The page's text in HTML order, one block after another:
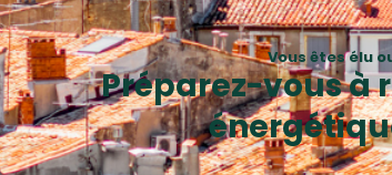
Vous êtes élu
Préparez-vous à